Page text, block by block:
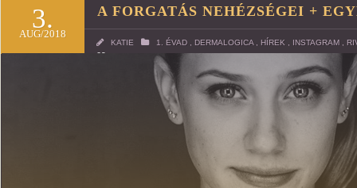
3.
AUG/2018
A FORGATÁS NEHÉZSÉGEI +
KATIE 1. ÉVAD DERMALOGICA HÍREK INSTAGRAM
62